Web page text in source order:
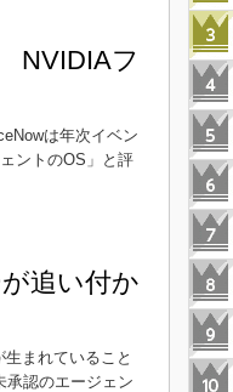
NVIDIAフ
は年次イベン
ントのOS」と評
追い付か
まれていること
承認のエージェン